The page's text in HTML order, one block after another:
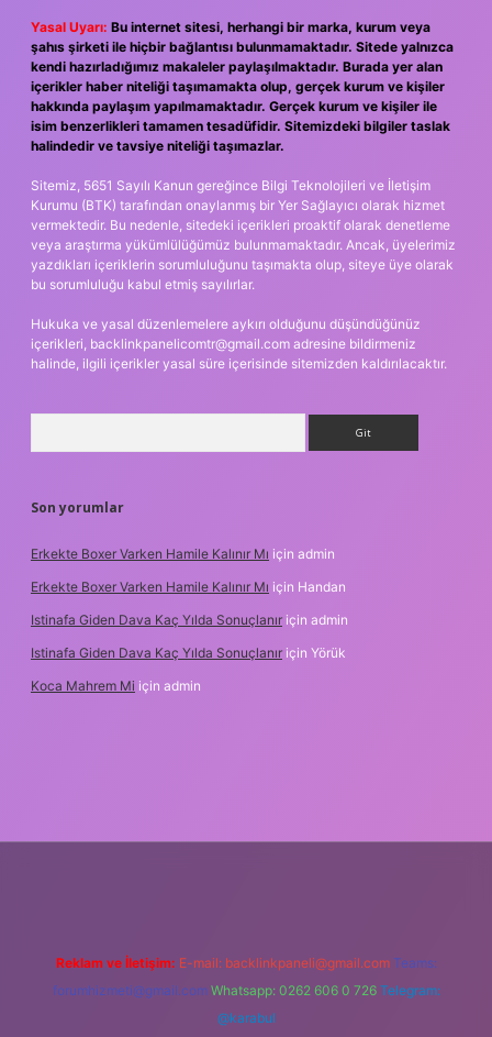
Yasal Uyarı: Bu internet sitesi, herhangi bir marka, kurum veya
şahıs şirketi ile hiçbir bağlantısı bulunmamaktadır. Sitede yalnızca
kendi hazırladığımız makaleler paylaşılmaktadır. Burada yer alan
içerikler haber niteliği taşımamakta olup, gerçek kurum ve kişiler
hakkında paylaşım yapılmamaktadır. Gerçek kurum ve kişiler ile
isim benzerlikleri tamamen tesadüfidir. Sitemizdeki bilgiler taslak
halindedir ve tavsiye niteliği taşımazlar.
Sitemiz, 5651 Sayılı Kanun gereğince Bilgi Teknolojileri ve İletişim
Kurumu (BTK) tarafından onaylanmış bir Yer Sağlayıcı olarak hizmet
vermektedir. Bu nedenle, sitedeki içerikleri proaktif olarak denetleme
veya araştırma yükümlülüğümüz bulunmamaktadır. Ancak, üyelerimiz
yazdıkları içeriklerin sorumluluğunu taşımakta olup, siteye üye olarak
bu sorumluluğu kabul etmiş sayılırlar.
Hukuka ve yasal düzenlemelere aykırı olduğunu düşündüğünüz
içerikleri, backlinkpanelicomtr@gmail.com adresine bildirmeniz
halinde, ilgili içerikler yasal süre içerisinde sitemizden kaldırılacaktır.
Son yorumlar
Erkekte Boxer Varken Hamile Kalınır Mı için admin
Erkekte Boxer Varken Hamile Kalınır Mı için Handan
Istinafa Giden Dava Kaç Yılda Sonuçlanır için admin
Istinafa Giden Dava Kaç Yılda Sonuçlanır için Yörük
Koca Mahrem Mi için admin
Reklam ve İletişim: E-mail: backlinkpaneli@gmail.com Teams:
forumhizmeti@gmail.com Whatsapp: 0262 606 0 726 Telegram:
@karabul